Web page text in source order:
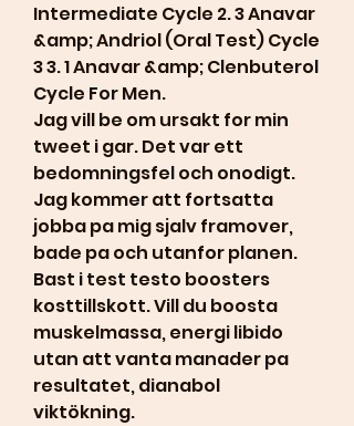
Intermediate Cycle 2. 3 Anavar
&amp; Andriol (Oral Test) Cycle
3 3. 1 Anavar &amp; Clenbuterol
Cycle For Men.
Jag vill be om ursakt for min
tweet i gar. Det var ett
bedomningsfel och onodigt.
Jag kommer att fortsatta
jobba pa mig sjalv framover,
bade pa och utanfor planen.
Bast i test testo boosters
kosttillskott. Vill du boosta
muskelmassa, energi libido
utan att vanta manader pa
resultatet, dianabol
viktökning.